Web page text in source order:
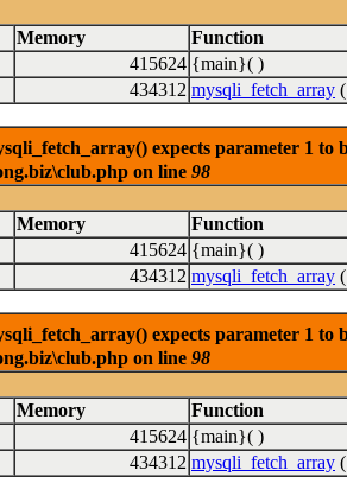
Memory
Function
415624 {main}( )
434312 mysqli_fetch_array
expects parameter 1 to
on line 98
Memory
Function
415624 {main}( )
434312 mysqli_fetch_array
expects parameter 1 to
on line 98
Memory
Function
415624 {main}( )
434312 mysqli_fetch_array